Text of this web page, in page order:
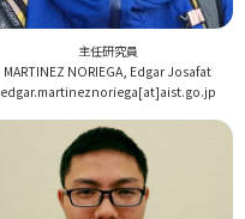
主任研究員
MARTINEZ NORIEGA, Edgar Josafat
edgar.martineznoriega[at]aist.go.jp